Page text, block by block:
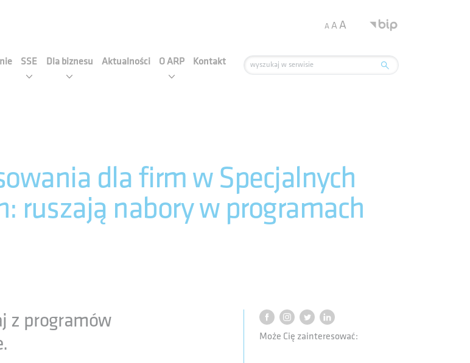
SSE Dla biznesu Aktualności O ARP Kontakt
AAA
dla firm w Specjalnych
ruszają nabory w programach
z programów
Może Cię zainteresować: